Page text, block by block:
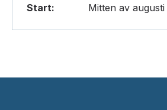
Start:
Mitten av augusti